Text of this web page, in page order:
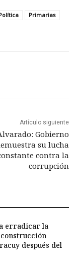
Primarias
Artículo siguiente
Gobierno
su lucha
contra la
corrupción
erradicar la
después del